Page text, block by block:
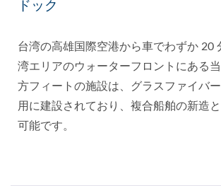
ドック
台湾の高雄国際空港から車でわずか 20
湾エリアのウォーターフロントにある
方フィートの施設は、グラスファイバ
用に建設されており、複合船舶の新造
可能です。